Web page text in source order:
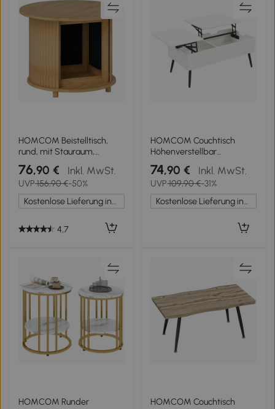
HOMCOM Beistelltisch,
rund, mit Stauraum,
Schiebetür, Bambus, Ф60 x
45 cm, bis 20 kg belastbar
76,90 € Inkl. MwSt.
UVP156,90 €-50%
Kostenlose Lieferung innerhalb Deutschlands
4,7
HOMCOM Couchtisch
Höhenverstellbar
Wohnzimmertisch mit
Verstecktem Stauraum für
Wohnzimmer, 50 x 100 cm,
Weiß
74,90 € Inkl. MwSt.
UVP109,90 €-31%
Kostenlose Lieferung innerhalb Deutschlands
HOMCOM Runder
HOMCOM Couchtisch